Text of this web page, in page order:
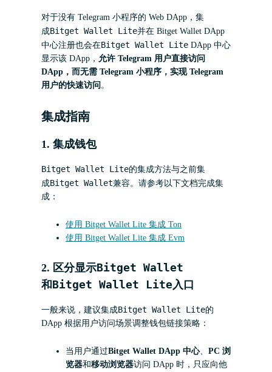
对于没有 Telegram 小程序的 Web DApp，集
成Bitget Wallet Lite并在 Bitget Wallet DApp
中心注册也会在Bitget Wallet Lite DApp 中心
显示该 DApp， 允许 Telegram 用户直接访问
DApp，而无需 Telegram 小程序，实现 Telegram
用户的快速访问 。
集成指南
1. 集成钱包
Bitget Wallet Lite的集成方法与之前集
成Bitget Wallet兼容。请参考以下文档完成集
成：
使用 Bitget Wallet Lite 集成 Ton
使用 Bitget Wallet Lite 集成 Evm
2. 区分显示Bitget Wallet
和Bitget Wallet Lite入口
一般来说，建议集成Bitget Wallet Lite的
DApp 根据用户访问场景调整钱包链接策略：
当用户通过Bitget Wallet DApp 中心、 PC 浏
览器和移动浏览器访问 DApp 时，只应向他